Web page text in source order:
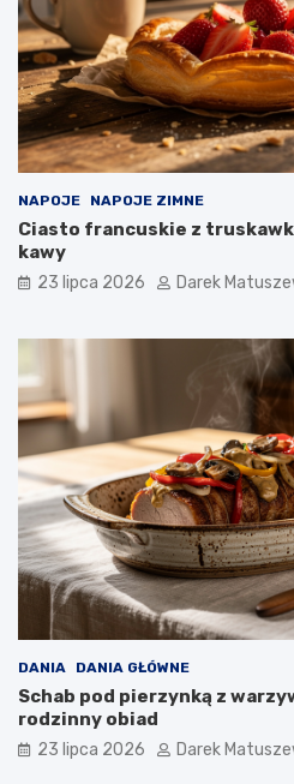
NAPOJE NAPOJE ZIMNE
Ciasto francuskie z
kawy
23 lipca 2026 Darek
DANIA DANIA GŁÓWNE
Schab pod pierzynką z
rodzinny obiad
23 lipca 2026 Darek